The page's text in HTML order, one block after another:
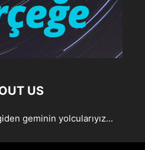
US
geminin yolcularıyız...